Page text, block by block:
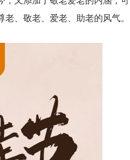
、敬老、爱老、助老的风气。